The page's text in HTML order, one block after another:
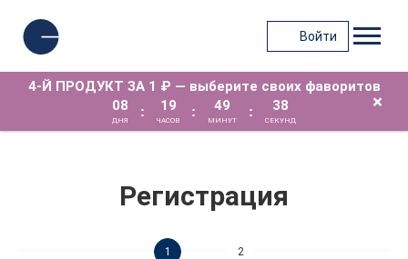
Войти
4-Й ПРОДУКТ ЗА 1 ₽ — выберите своих фаворитов
08
ДНЯ
: 19
ЧАСОВ
: 49
МИНУТ
: 38
СЕКУНД
×
Регистрация
1 2